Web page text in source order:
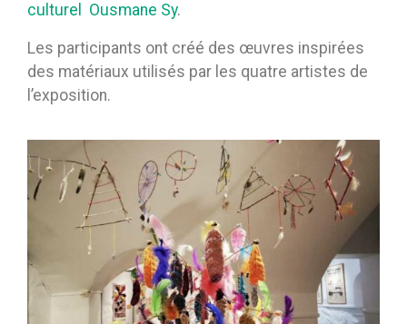
culturel Ousmane Sy.
Les participants ont créé des œuvres inspirées
des matériaux utilisés par les quatre artistes de
l’exposition.